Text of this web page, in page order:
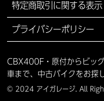
特定商取引に関する表示
プライバシーポリシー
CBX400F・原付からビッ
車まで、中古バイクをお探
© 2024 アイガレージ. All